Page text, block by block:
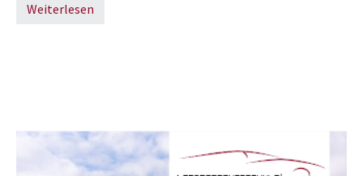
Weiterlesen